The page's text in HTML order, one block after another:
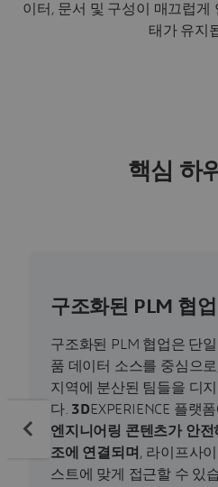
이터, 문서 및 구성이 매끄럽게
태가 유지
핵심 하
구조화된 PLM 협업
구조화된 PLM 협업은 단
품 데이터 소스를 중심으
지역에 분산된 팀들을 디
다. 3DEXPERIENCE 플랫
엔지니어링 콘텐츠가 안
조에 연결되며 , 라이프사
스트에 맞게 접근할 수 있